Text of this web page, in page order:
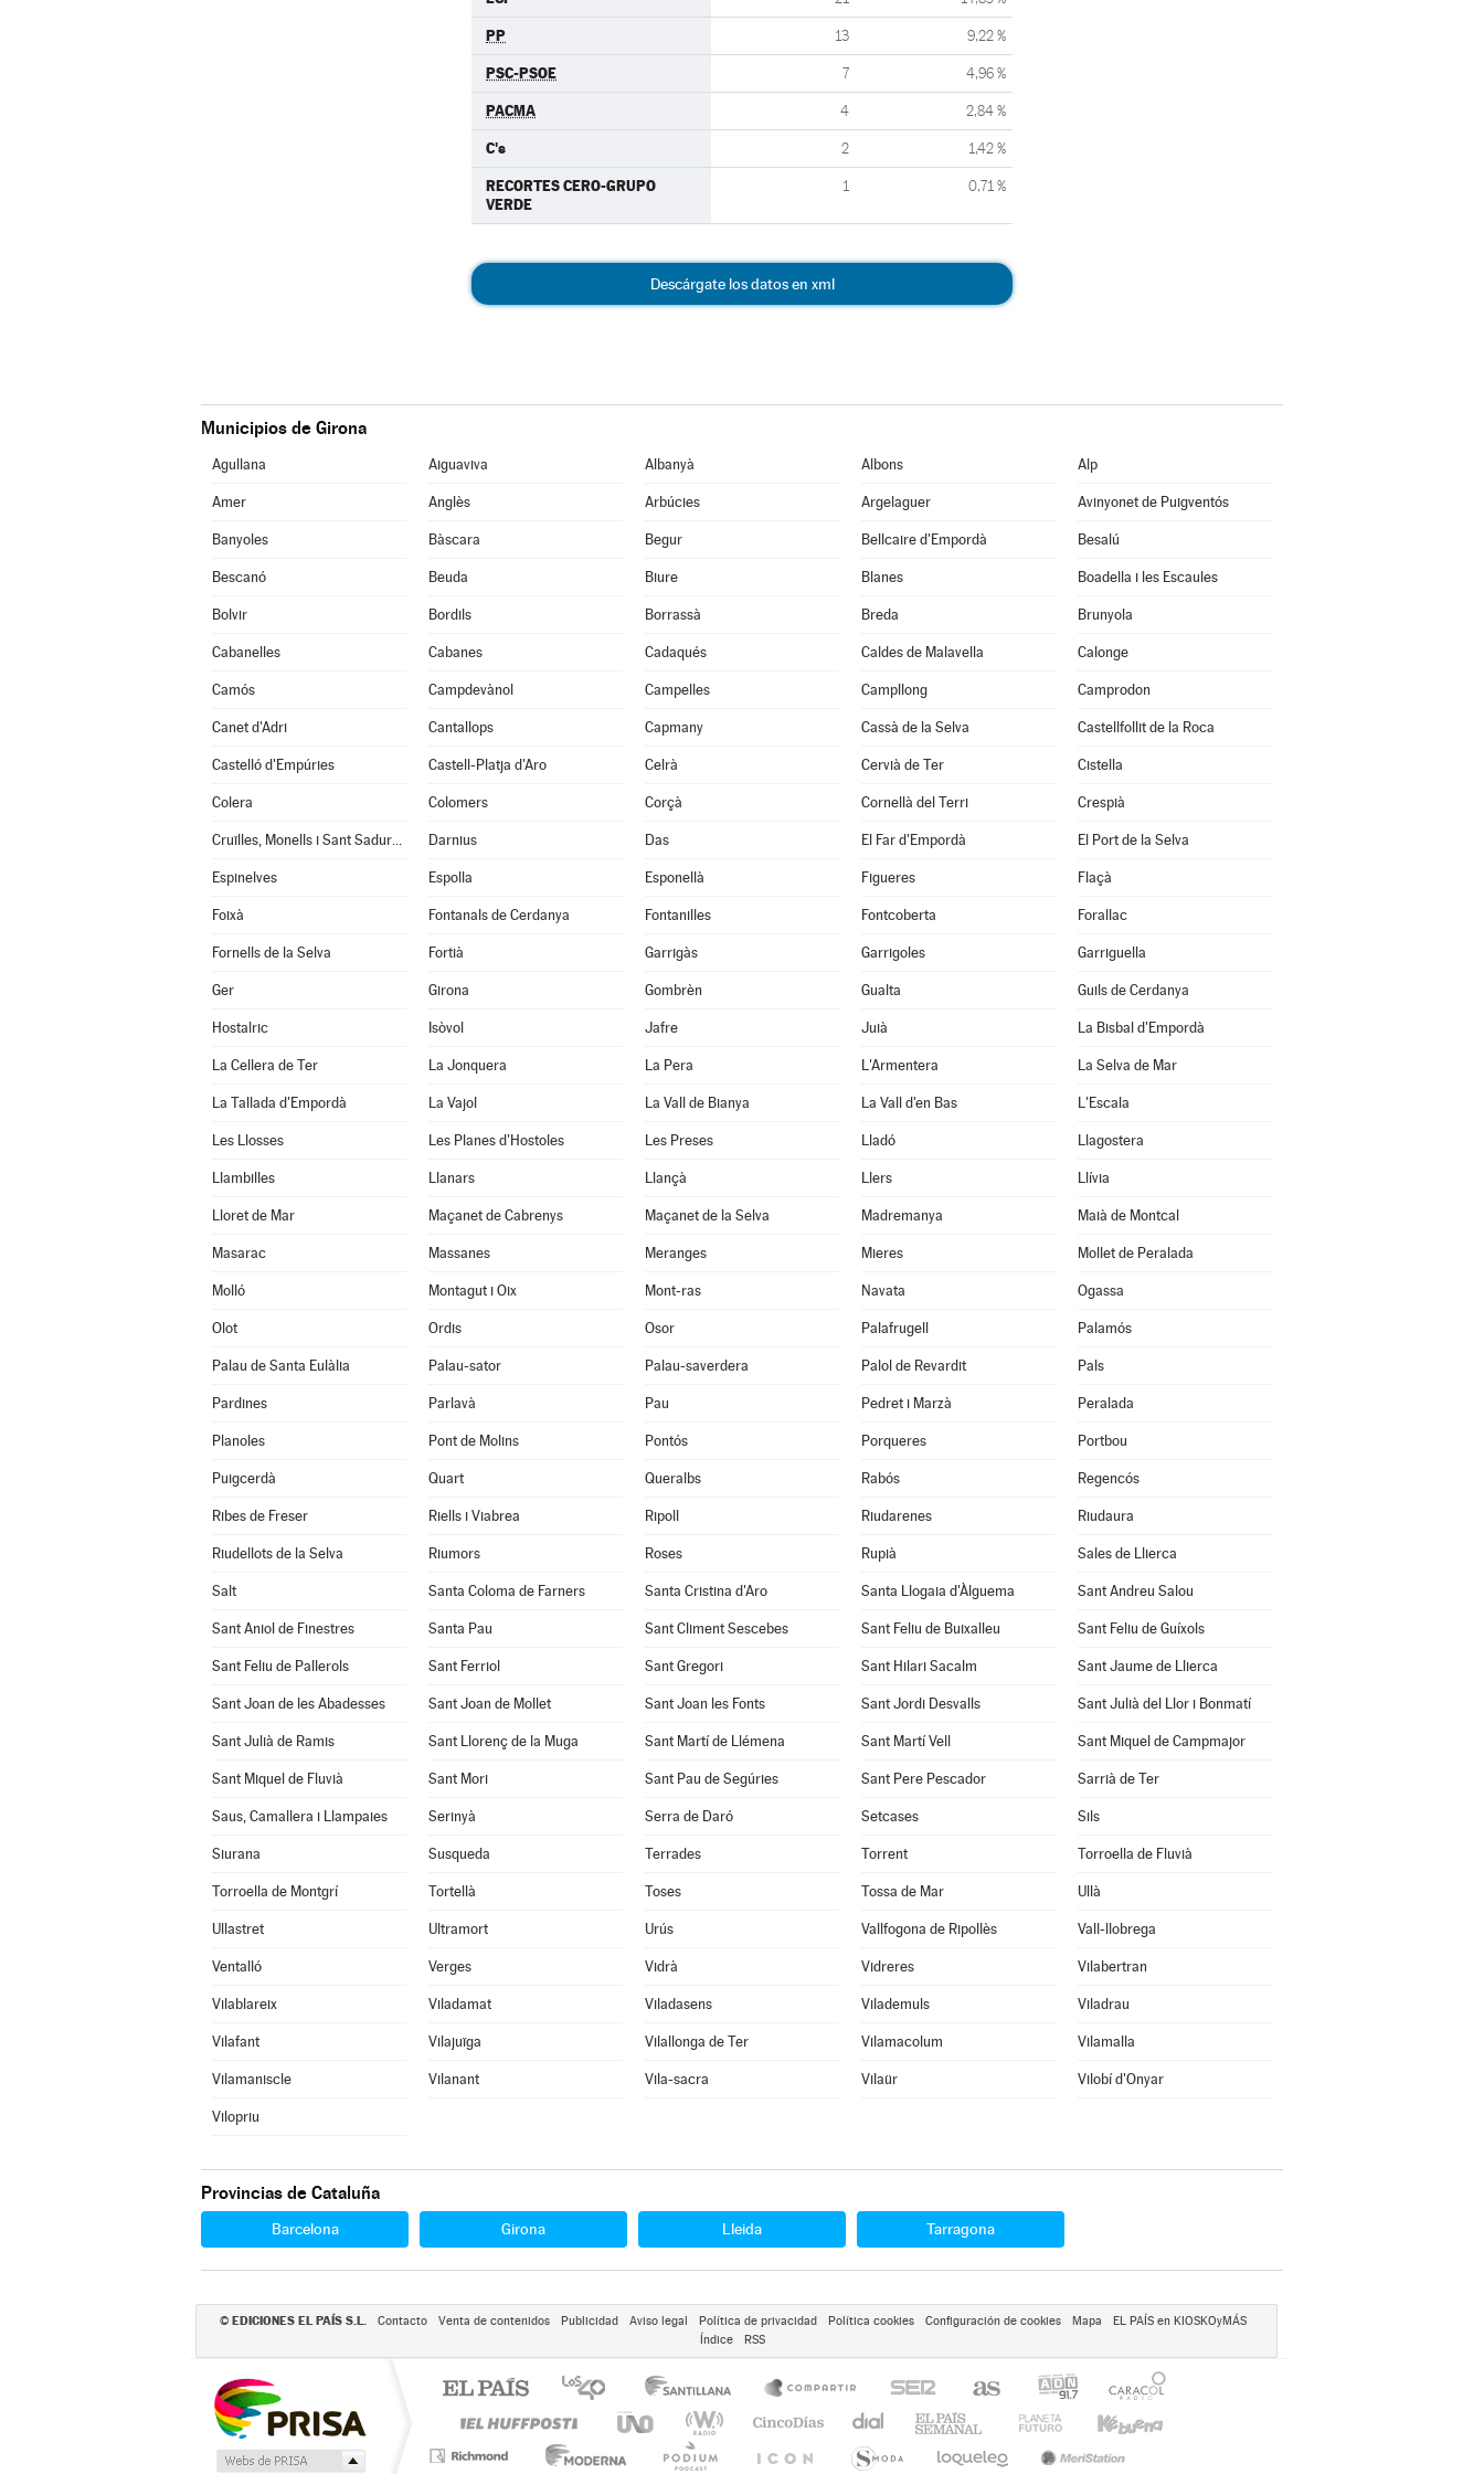
PP 13 9,22 %
PSC-PSOE 7 4,96 %
PACMA 4 2,84 %
C's 2 1,42 %
RECORTES CERO-GRUPO
VERDE
1 0,71 %
Descárgate los datos en xml
Municipios de Girona
Agullana Aiguaviva Albanyà Albons Alp
Amer Anglès Arbúcies Argelaguer Avinyonet de Puigventós
Banyoles Bàscara Begur Bellcaire d'Empordà Besalú
Bescanó Beuda Biure Blanes Boadella i les Escaules
Bolvir Bordils Borrassà Breda Brunyola
Cabanelles Cabanes Cadaqués Caldes de Malavella Calonge
Camós Campdevànol Campelles Campllong Camprodon
Canet d'Adri Cantallops Capmany Cassà de la Selva Castellfollit de la Roca
Castelló d'Empúries Castell-Platja d'Aro Celrà Cervià de Ter Cistella
Colera Colomers Corçà Cornellà del Terri Crespià
Cruïlles, Monells i Sant Sadurní de l'Heura Darnius Das El Far d'Empordà El Port de la Selva
Espinelves Espolla Esponellà Figueres Flaçà
Foixà Fontanals de Cerdanya Fontanilles Fontcoberta Forallac
Fornells de la Selva Fortià Garrigàs Garrigoles Garriguella
Ger Girona Gombrèn Gualta Guils de Cerdanya
Hostalric Isòvol Jafre Juià La Bisbal d'Empordà
La Cellera de Ter La Jonquera La Pera L'Armentera La Selva de Mar
La Tallada d'Empordà La Vajol La Vall de Bianya La Vall d'en Bas L'Escala
Les Llosses Les Planes d'Hostoles Les Preses Lladó Llagostera
Llambilles Llanars Llançà Llers Llívia
Lloret de Mar Maçanet de Cabrenys Maçanet de la Selva Madremanya Maià de Montcal
Masarac Massanes Meranges Mieres Mollet de Peralada
Molló Montagut i Oix Mont-ras Navata Ogassa
Olot Ordis Osor Palafrugell Palamós
Palau de Santa Eulàlia Palau-sator Palau-saverdera Palol de Revardit Pals
Pardines Parlavà Pau Pedret i Marzà Peralada
Planoles Pont de Molins Pontós Porqueres Portbou
Puigcerdà Quart Queralbs Rabós Regencós
Ribes de Freser Riells i Viabrea Ripoll Riudarenes Riudaura
Riudellots de la Selva Riumors Roses Rupià Sales de Llierca
Salt Santa Coloma de Farners Santa Cristina d'Aro Santa Llogaia d'Àlguema Sant Andreu Salou
Sant Aniol de Finestres Santa Pau Sant Climent Sescebes Sant Feliu de Buixalleu Sant Feliu de Guíxols
Sant Feliu de Pallerols Sant Ferriol Sant Gregori Sant Hilari Sacalm Sant Jaume de Llierca
Sant Joan de les Abadesses Sant Joan de Mollet Sant Joan les Fonts Sant Jordi Desvalls Sant Julià del Llor i Bonmatí
Sant Julià de Ramis Sant Llorenç de la Muga Sant Martí de Llémena Sant Martí Vell Sant Miquel de Campmajor
Sant Miquel de Fluvià Sant Mori Sant Pau de Segúries Sant Pere Pescador Sarrià de Ter
Saus, Camallera i Llampaies Serinyà Serra de Daró Setcases Sils
Siurana Susqueda Terrades Torrent Torroella de Fluvià
Torroella de Montgrí Tortellà Toses Tossa de Mar Ullà
Ullastret Ultramort Urús Vallfogona de Ripollès Vall-llobrega
Ventalló Verges Vidrà Vidreres Vilabertran
Vilablareix Viladamat Viladasens Vilademuls Viladrau
Vilafant Vilajuïga Vilallonga de Ter Vilamacolum Vilamalla
Vilamaniscle Vilanant Vila-sacra Vilaür Vilobí d'Onyar
Vilopriu
Provincias de Cataluña
Barcelona Girona Lleida Tarragona
© EDICIONES EL PAÍS S.L. Contacto Venta de contenidos Publicidad Aviso legal Política de privacidad Política cookies Configuración de cookies Mapa
EL PAÍS en KIOSKOyMÁS
Índice
RSS